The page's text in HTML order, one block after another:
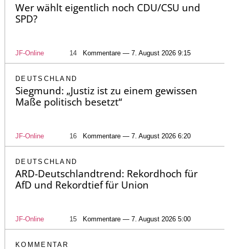
Wer wählt eigentlich noch CDU/CSU und
SPD?
JF-Online 14 Kommentare — 7. August 2026 9:15
DEUTSCHLAND
Siegmund: „Justiz ist zu einem gewissen
Maße politisch besetzt“
JF-Online 16 Kommentare — 7. August 2026 6:20
DEUTSCHLAND
ARD-Deutschlandtrend: Rekordhoch für
AfD und Rekordtief für Union
JF-Online 15 Kommentare — 7. August 2026 5:00
KOMMENTAR